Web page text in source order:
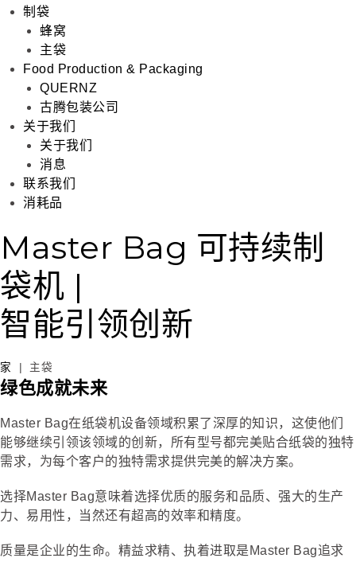
制袋
蜂窝
主袋
Food Production & Packaging
QUERNZ
古腾包装公司
关于我们
关于我们
消息
联系我们
消耗品
Master Bag 可持续制
袋机 |
智能引领创新
家 | 主袋
绿色成就未来
Master Bag在纸袋机设备领域积累了深厚的知识，这使他们
能够继续引领该领域的创新，所有型号都完美贴合纸袋的独特
需求，为每个客户的独特需求提供完美的解决方案。
选择Master Bag意味着选择优质的服务和品质、强大的生产
力、易用性，当然还有超高的效率和精度。
质量是企业的生命。精益求精、执着进取是Master Bag追求